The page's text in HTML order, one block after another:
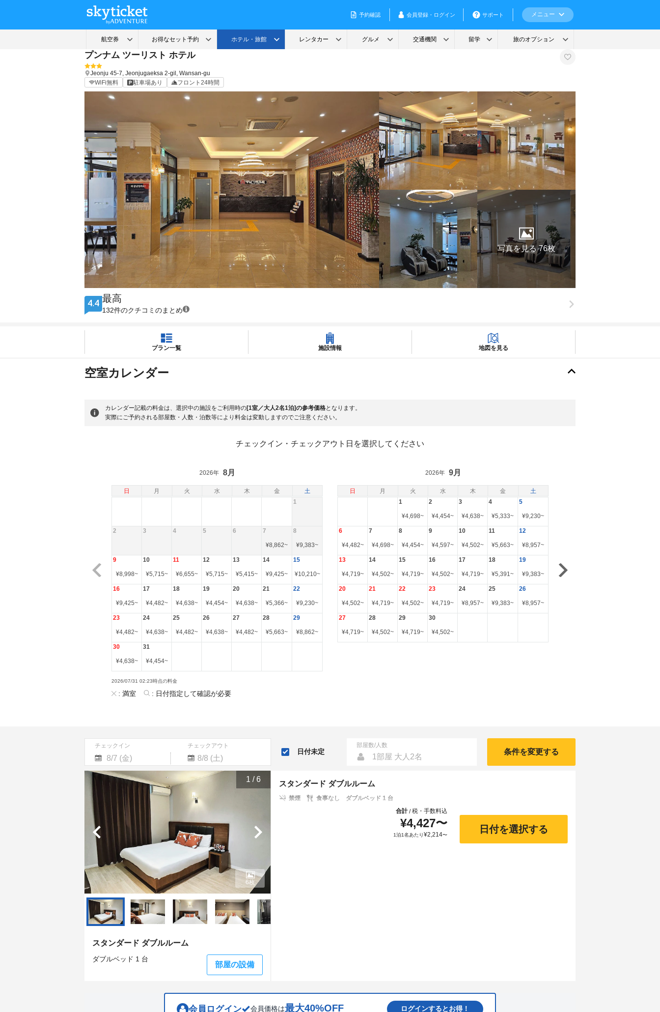
プンナム ツーリスト ホテル
Jeonju 45-7, Jeonjugaeksa 2-gil, Wansan-gu
WiFi無料
駐車場あり フロント24時間
写真を見る 76枚
4.4 最高
132件のクチコミのまとめ
プラン一覧 施設情報 地図を見る
空室カレンダー
カレンダー記載の料金は、選択中の施設をご利用時の[1室／大人2名1泊]の参考価格となります。
実際にご予約される部屋数・人数・泊数等により料金は変動しますのでご注意ください。
チェックイン・チェックアウト日を選択してください
日 月 火 水 木 金 土 日 月 火 水 木 金 土
2026年 8月
1
2 3 4 5 6 7
¥8,862~
8
¥9,383~
9
¥8,998~
10
¥5,715~
11
¥6,655~
12
¥5,715~
13
¥5,415~
14
¥9,425~
15
¥10,210~
16
¥9,425~
17
¥4,482~
18
¥4,638~
19
¥4,454~
20
¥4,638~
21
¥5,366~
22
¥9,230~
23
¥4,482~
24
¥4,638~
25
¥4,482~
26
¥4,638~
27
¥4,482~
28
¥5,663~
29
¥8,862~
30
¥4,638~
31
¥4,454~
2026年 9月
1
¥4,698~
2
¥4,454~
3
¥4,638~
4
¥5,333~
5
¥9,230~
6
¥4,482~
7
¥4,698~
8
¥4,454~
9
¥4,597~
10
¥4,502~
11
¥5,663~
12
¥8,957~
13
¥4,719~
14
¥4,502~
15
¥4,719~
16
¥4,502~
17
¥4,719~
18
¥5,391~
19
¥9,383~
20
¥4,502~
21
¥4,719~
22
¥4,502~
23
¥4,719~
24
¥8,957~
25
¥9,383~
26
¥8,957~
27
¥4,719~
28
¥4,502~
29
¥4,719~
30
¥4,502~
2026/07/31 02:23時点の料金
: 満室 : 日付指定して確認が必要
チェックイン チェックアウト
Navigate
forward
interact
with
calendar
and
select
a
date.
Press
the
question
mark
key
to
get
the
shortcuts
for
changing
Navigate
backward
interact
with
calendar
and
select
a
date.
Press
the
question
mark
key
to
get
shortcuts
changing
日付未定
部屋数/人数
1部屋 大人2名
条件を変更する
1 /6
スタンダード ダブルルーム
ダブルベッド 1 台
部屋の設備
6枚
スタンダード ダブルルーム
禁煙 食事なし
ダブルベッド 1 台
合計/税・手数料込
¥4,427〜
1泊1名あたり¥2,214〜
日付を選択する
会員ログイン 会員価格は最大40%OFF ログインするとお得！